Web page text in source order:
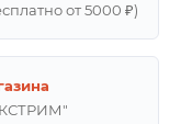
от 5000 ₽)